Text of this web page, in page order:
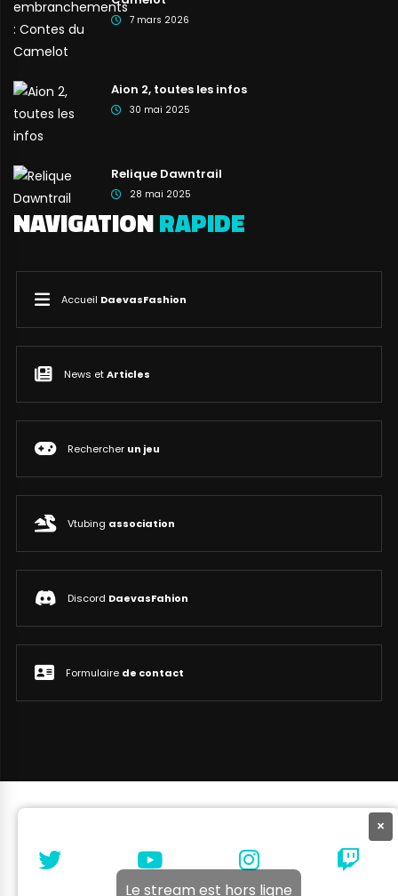
7 mars 2026
Aion 2, toutes les infos
30 mai 2025
Relique Dawntrail
28 mai 2025
NAVIGATIONRAPIDE
Accueil DaevasFashion
News etArticles
Rechercher un jeu
Vtubing association
Discord DaevasFahion
Formulaire de contact
×
Le stream est hors ligne